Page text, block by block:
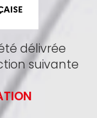
délivrée
suivante